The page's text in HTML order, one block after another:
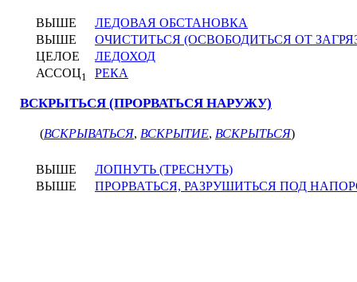
ВЫШЕ
ЛЕДОВАЯ ОБСТАНОВКА
ВЫШЕ
ОЧИСТИТЬСЯ (ОСВОБОДИТЬСЯ ОТ
ЦЕЛОЕ
ЛЕДОХОД
АССОЦ1 РЕКА
ВСКРЫТЬСЯ (ПРОРВАТЬСЯ НАРУЖУ)
(ВСКРЫВАТЬСЯ, ВСКРЫТИЕ, ВСКРЫТЬСЯ)
ВЫШЕ
ЛОПНУТЬ (ТРЕСНУТЬ)
ВЫШЕ
ПРОРВАТЬСЯ, РАЗРУШИТЬСЯ ПОД